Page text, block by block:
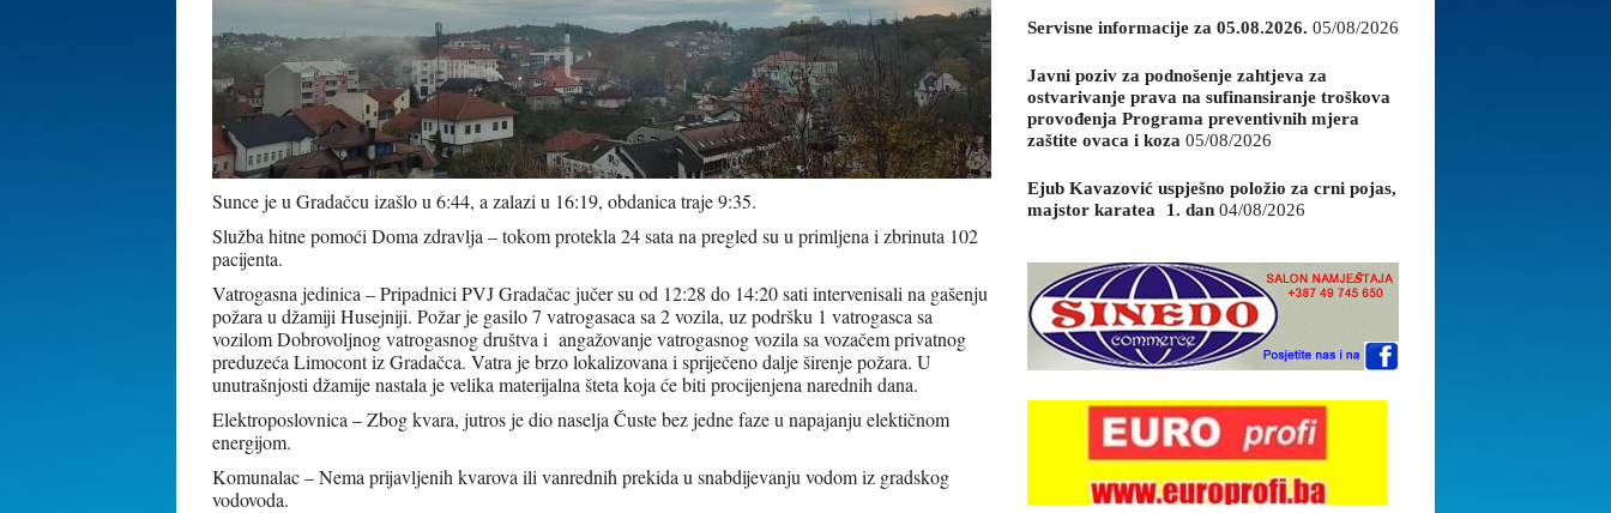
Sunce je u Gradačcu izašlo u 6:44, a zalazi u 16:19, obdanica traje 9:35.
Služba hitne pomoći Doma zdravlja – tokom protekla 24 sata na pregled su u primljena i zbrinuta 102
pacijenta.
Vatrogasna jedinica – Pripadnici PVJ Gradačac jučer su od 12:28 do 14:20 sati intervenisali na gašenju
požara u džamiji Husejniji. Požar je gasilo 7 vatrogasaca sa 2 vozila, uz podršku 1 vatrogasca sa
vozilom Dobrovoljnog vatrogasnog društva i angažovanje vatrogasnog vozila sa vozačem privatnog
preduzeća Limocont iz Gradačca. Vatra je brzo lokalizovana i spriječeno dalje širenje požara. U
unutrašnjosti džamije nastala je velika materijalna šteta koja će biti procijenjena narednih dana.
Elektroposlovnica – Zbog kvara, jutros je dio naselja Čuste bez jedne faze u napajanju elektičnom
energijom.
Komunalac – Nema prijavljenih kvarova ili vanrednih prekida u snabdijevanju vodom iz gradskog
vodovoda.
Servisne informacije za 05.08.2026. 05/08/2026
Javni poziv za podnošenje zahtjeva za
ostvarivanje prava na sufinansiranje troškova
provođenja Programa preventivnih mjera
zaštite ovaca i koza 05/08/2026
Ejub Kavazović uspješno položio za crni pojas,
majstor karatea 1. dan 04/08/2026